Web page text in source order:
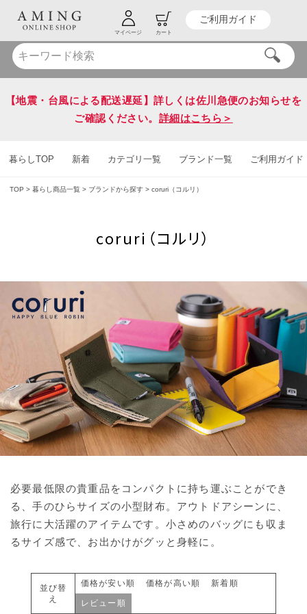
マイページ カート
ご利用ガイド
HOT KEY WORD #炭八 #送料無料
【地震・台風による配送遅延】詳しくは佐川急便のお知らせを
ご確認ください。 詳細はこちら＞
暮らしTOP 新着 カテゴリ一覧 ブランド一覧 ご利用ガイド
TOP 暮らし商品一覧 ブランドから探す coruri（コルリ）
coruri（コルリ）
必要最低限の貴重品をコンパクトに持ち運ぶことができ
る、手のひらサイズの小型財布。アウトドアシーンに、
旅行に大活躍のアイテムです。小さめのバッグにも収ま
るサイズ感で、お出かけがグッと身軽に。
並び替
え
価格が安い順 価格が高い順 新着順
レビュー順